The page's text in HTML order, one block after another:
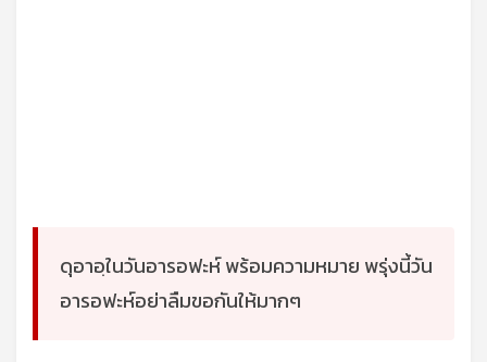
ดุอาอฺในวันอารอฟะห์ พร้อมความหมาย พรุ่งนี้วัน
อารอฟะห์อย่าลืมขอกันให้มากๆ